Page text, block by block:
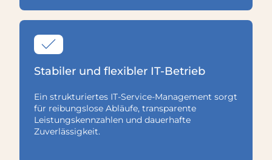
Stabiler und flexibler IT-Betrieb
Ein strukturiertes IT-Service-Management sorgt
für reibungslose Abläufe, transparente
Leistungskennzahlen und dauerhafte
Zuverlässigkeit.